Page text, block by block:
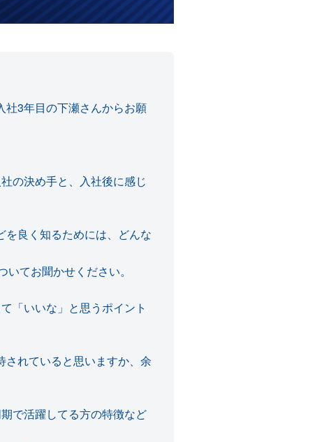
社3年目の下瀬さんからお願
の決め手と、入社後に感じ
良く知るためには、どんな
てお聞かせください。
「いいな」と思うポイント
れていると思いますか、余
で活躍してる方の特徴など